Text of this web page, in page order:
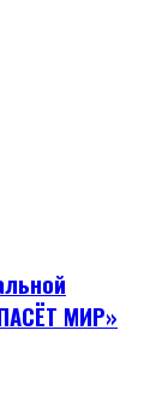
МИР»